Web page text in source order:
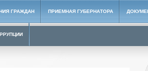
ГРАЖДАН ПРИЕМНАЯ ГУБЕРНАТОРА